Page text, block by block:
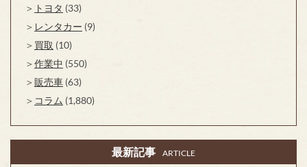
トヨタ (33)
レンタカー (9)
買取 (10)
作業中 (550)
販売車 (63)
コラム (1,880)
最新記事 ARTICLE